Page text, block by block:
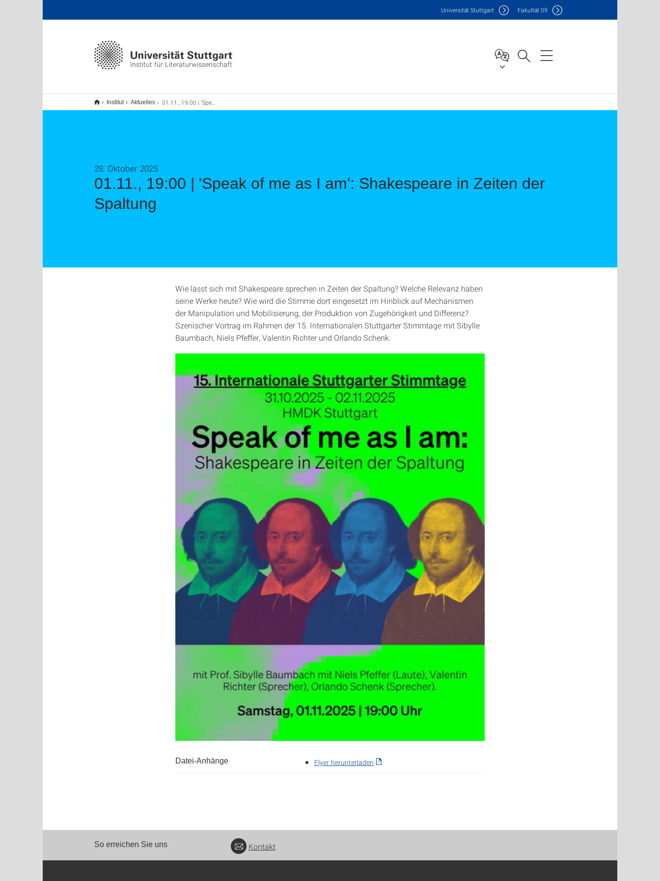
Institut für Literaturwissenschaft
Universität Stuttgart Fakultät09
Institut Aktuelles 01.11., 19:00 | 'Speak of me as I am': Shakespeare in Zeiten der Spaltung
01.11., 19:00 | 'Speak of me as I am': Shakespeare in Zeiten der
Spaltung
28. Oktober 2025
Wie lässt sich mit Shakespeare sprechen in Zeiten der Spaltung? Welche Relevanz haben
seine Werke heute? Wie wird die Stimme dort eingesetzt im Hinblick auf Mechanismen
der Manipulation und Mobilisierung, der Produktion von Zugehörigkeit und Differenz?
Szenischer Vortrag im Rahmen der 15. Internationalen Stuttgarter Stimmtage mit Sibylle
Baumbach, Niels Pfeffer, Valentin Richter und Orlando Schenk.
Datei-Anhänge Flyer herunterladen
So erreichen Sie uns Kontakt